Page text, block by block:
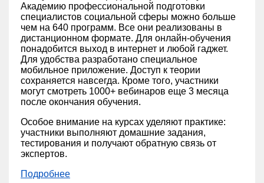
Академию профессиональной подготовки
специалистов социальной сферы можно больше
чем на 640 программ. Все они реализованы в
дистанционном формате. Для онлайн-обучения
понадобится выход в интернет и любой гаджет.
Для удобства разработано специальное
мобильное приложение. Доступ к теории
сохраняется навсегда. Кроме того, участники
могут смотреть 1000+ вебинаров еще 3 месяца
после окончания обучения.
Особое внимание на курсах уделяют практике:
участники выполняют домашние задания,
тестирования и получают обратную связь от
экспертов.
Подробнее